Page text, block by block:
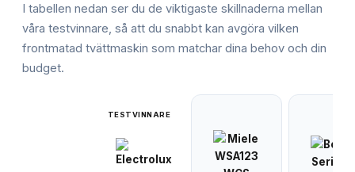
I tabellen nedan ser du de viktigaste skillnaderna mellan
våra testvinnare, så att du snabbt kan avgöra vilken
frontmatad tvättmaskin som matchar dina behov och din
budget.
TESTVINNARE